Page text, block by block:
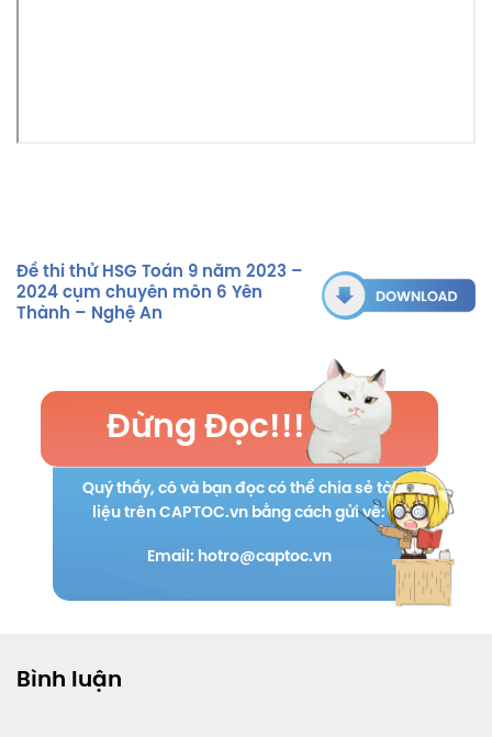
Đề thi thử HSG Toán 9 năm 2023 –
2024 cụm chuyên môn 6 Yên
Thành – Nghệ An
Đừng Đọc!!!
Quý thầy, cô và bạn đọc có thể chia sẻ tài
liệu trên CAPTOC.vn bằng cách gửi về:
Email: hotro@captoc.vn
Bình luận